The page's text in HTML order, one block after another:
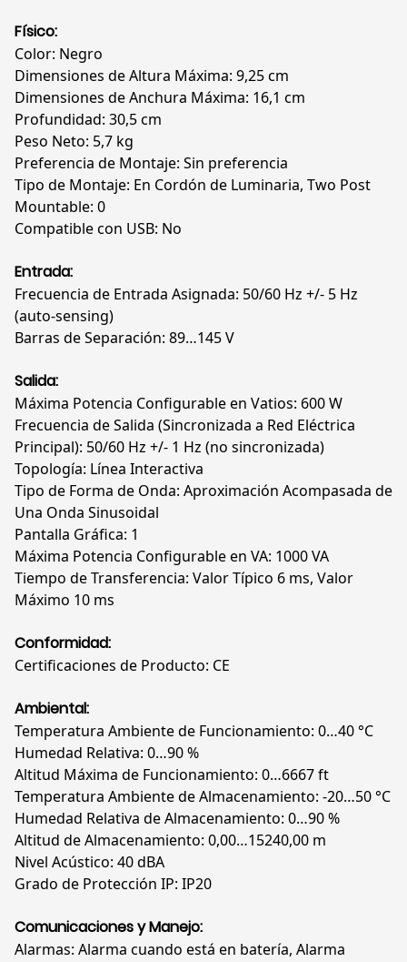
Físico:
Color: Negro
Dimensiones de Altura Máxima: 9,25 cm
Dimensiones de Anchura Máxima: 16,1 cm
Profundidad: 30,5 cm
Peso Neto: 5,7 kg
Preferencia de Montaje: Sin preferencia
Tipo de Montaje: En Cordón de Luminaria, Two Post
Mountable: 0
Compatible con USB: No
Entrada:
Frecuencia de Entrada Asignada: 50/60 Hz +/- 5 Hz
(auto-sensing)
Barras de Separación: 89…145 V
Salida:
Máxima Potencia Configurable en Vatios: 600 W
Frecuencia de Salida (Sincronizada a Red Eléctrica
Principal): 50/60 Hz +/- 1 Hz (no sincronizada)
Topología: Línea Interactiva
Tipo de Forma de Onda: Aproximación Acompasada de
Una Onda Sinusoidal
Pantalla Gráfica: 1
Máxima Potencia Configurable en VA: 1000 VA
Tiempo de Transferencia: Valor Típico 6 ms, Valor
Máximo 10 ms
Conformidad:
Certificaciones de Producto: CE
Ambiental:
Temperatura Ambiente de Funcionamiento: 0…40 °C
Humedad Relativa: 0…90 %
Altitud Máxima de Funcionamiento: 0…6667 ft
Temperatura Ambiente de Almacenamiento: -20…50 °C
Humedad Relativa de Almacenamiento: 0…90 %
Altitud de Almacenamiento: 0,00…15240,00 m
Nivel Acústico: 40 dBA
Grado de Protección IP: IP20
Comunicaciones y Manejo:
Alarmas: Alarma cuando está en batería, Alarma